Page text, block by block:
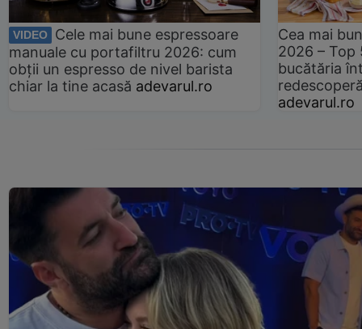
VIDEO
Cele mai bune espressoare
manuale cu portafiltru 2026: cum
obții un espresso de nivel barista
chiar la tine acasă adevarul.ro
Cea mai
2026 –
bucătăria
adevarul.ro